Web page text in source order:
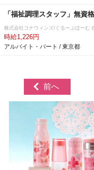
「福祉調理スタッフ」無資
株式会社コナウィンズ/ぐるーぷほーむ
時給1,226円
アルバイト・パート / 東京都
前へ